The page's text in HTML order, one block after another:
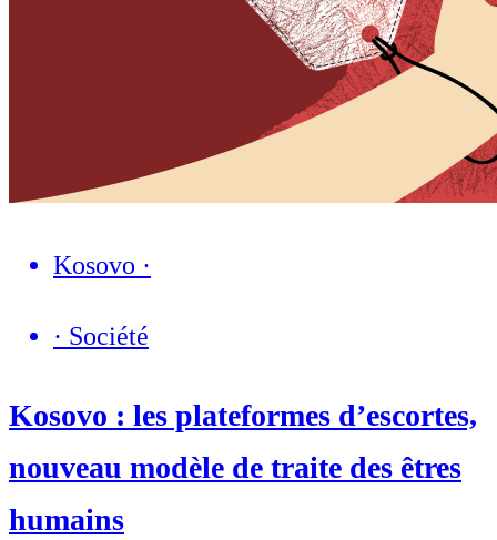
Kosovo ·
· Société
Kosovo : les plateformes d’escortes,
nouveau modèle de traite des êtres
humains